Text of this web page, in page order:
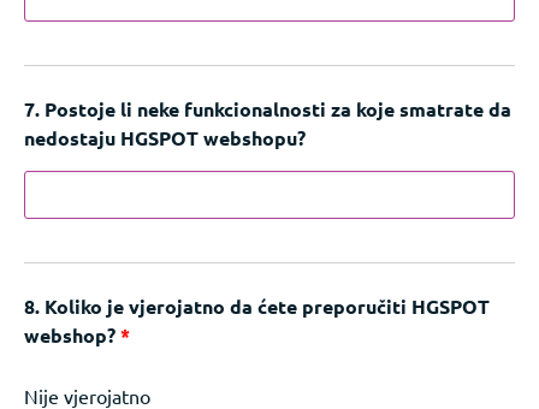
7. Postoje li neke funkcionalnosti za koje smatrate da
nedostaju HGSPOT webshopu?
8. Koliko je vjerojatno da ćete preporučiti HGSPOT
webshop?*
Nije vjerojatno